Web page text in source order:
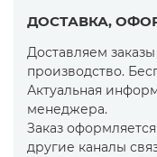
ДОСТАВКА,
Доставляем
производство.
Актуальная
менеджера.
Заказ
другие каналы